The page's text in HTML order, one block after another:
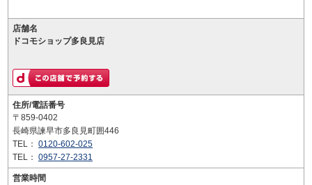
店舗名
ドコモショップ多良見店
住所/電話番号
〒859-0402
長崎県諫早市多良見町囲446
TEL： 0120-602-025
TEL： 0957-27-2331
営業時間